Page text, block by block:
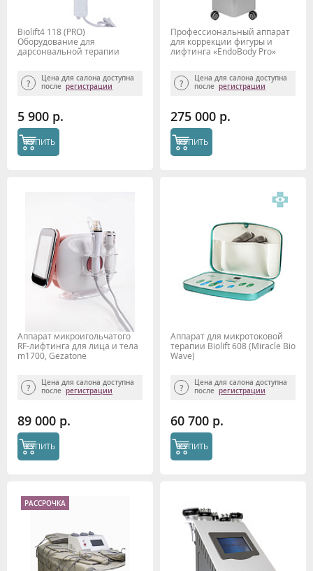
Biolift4 118 (PRO)
Оборудование для
дарсонвальной терапии
Цена для салона доступна
после регистрации
5 900 р.
КУПИТЬ
Профессиональный аппарат
для коррекции фигуры и
лифтинга «EndoBody Pro»
Цена для салона доступна
после регистрации
275 000 р.
КУПИТЬ
Аппарат микроигольчатого
RF-лифтинга для лица и тела
m1700, Gezatone
Цена для салона доступна
после регистрации
89 000 р.
КУПИТЬ
Аппарат для микротоковой
терапии Biolift 608 (Miracle Bio
Wave)
Цена для салона доступна
после регистрации
60 700 р.
КУПИТЬ
РАССРОЧКА